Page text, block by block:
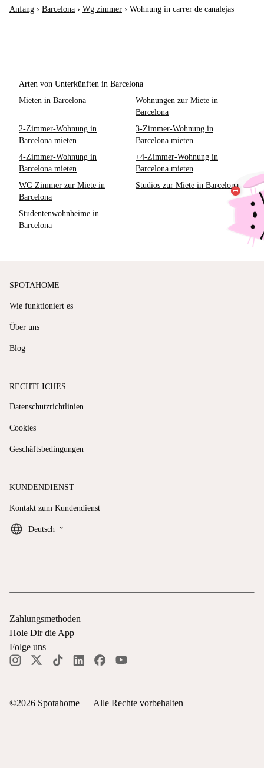
Anfang › Barcelona › Wg zimmer › Wohnung in carrer de canalejas
Arten von Unterkünften in Barcelona
Mieten in Barcelona
Wohnungen zur Miete in
Barcelona
2-Zimmer-Wohnung in
Barcelona mieten
3-Zimmer-Wohnung in
Barcelona mieten
4-Zimmer-Wohnung in
Barcelona mieten
+4-Zimmer-Wohnung in
Barcelona mieten
WG Zimmer zur Miete in
Barcelona
Studios zur Miete in Barcelona
Studentenwohnheime in
Barcelona
SPOTAHOME
Wie funktioniert es
Über uns
Blog
RECHTLICHES
Datenschutzrichtlinien
Cookies
Geschäftsbedingungen
KUNDENDIENST
Kontakt zum Kundendienst
Deutsch keyboard_arrow_down
©2026 Spotahome — Alle Rechte vorbehalten
Zahlungsmethoden
Hole Dir die App
Folge uns